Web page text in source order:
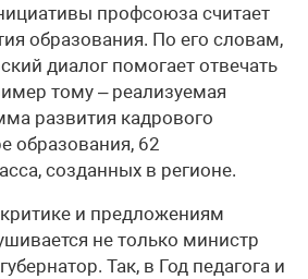
профсоюза считает
образования. По его словам,
диалог помогает отвечать
тому – реализуемая
развития кадрового
образования, 62
созданных в регионе.
и предложениям
не только министр
Так, в Год педагога и